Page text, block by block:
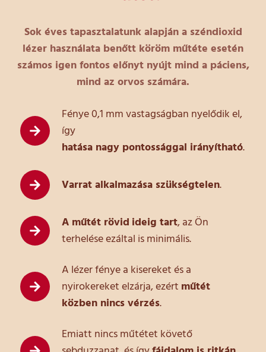
Sok éves tapasztalatunk alapján a széndioxid
lézer használata benőtt köröm műtéte esetén
számos igen fontos előnyt nyújt mind a páciens,
mind az orvos számára.
Fénye 0,1 mm vastagságban nyelődik el,
így
hatása nagy pontossággal irányítható.
Varrat alkalmazása szükségtelen.
A műtét rövid ideig tart, az Ön
terhelése ezáltal is minimális.
A lézer fénye a kisereket és a
nyirokereket elzárja, ezért műtét
közben nincs vérzés.
Emiatt nincs műtétet követő